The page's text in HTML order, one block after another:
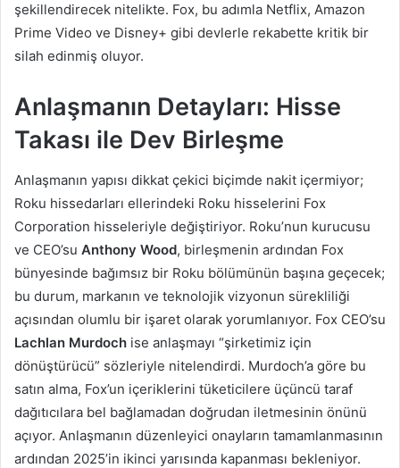
şekillendirecek nitelikte. Fox, bu adımla Netflix, Amazon
Prime Video ve Disney+ gibi devlerle rekabette kritik bir
silah edinmiş oluyor.
Anlaşmanın Detayları: Hisse
Takası ile Dev Birleşme
Anlaşmanın yapısı dikkat çekici biçimde nakit içermiyor;
Roku hissedarları ellerindeki Roku hisselerini Fox
Corporation hisseleriyle değiştiriyor. Roku’nun kurucusu
ve CEO’su Anthony Wood, birleşmenin ardından Fox
bünyesinde bağımsız bir Roku bölümünün başına geçecek;
bu durum, markanın ve teknolojik vizyonun sürekliliği
açısından olumlu bir işaret olarak yorumlanıyor. Fox CEO’su
Lachlan Murdoch ise anlaşmayı “şirketimiz için
dönüştürücü” sözleriyle nitelendirdi. Murdoch’a göre bu
satın alma, Fox’un içeriklerini tüketicilere üçüncü taraf
dağıtıcılara bel bağlamadan doğrudan iletmesinin önünü
açıyor. Anlaşmanın düzenleyici onayların tamamlanmasının
ardından 2025’in ikinci yarısında kapanması bekleniyor.